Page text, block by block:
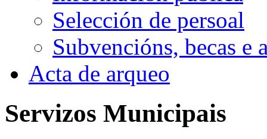
Selección de persoal
Subvencións, becas e
Acta de arqueo
Servizos Municipais